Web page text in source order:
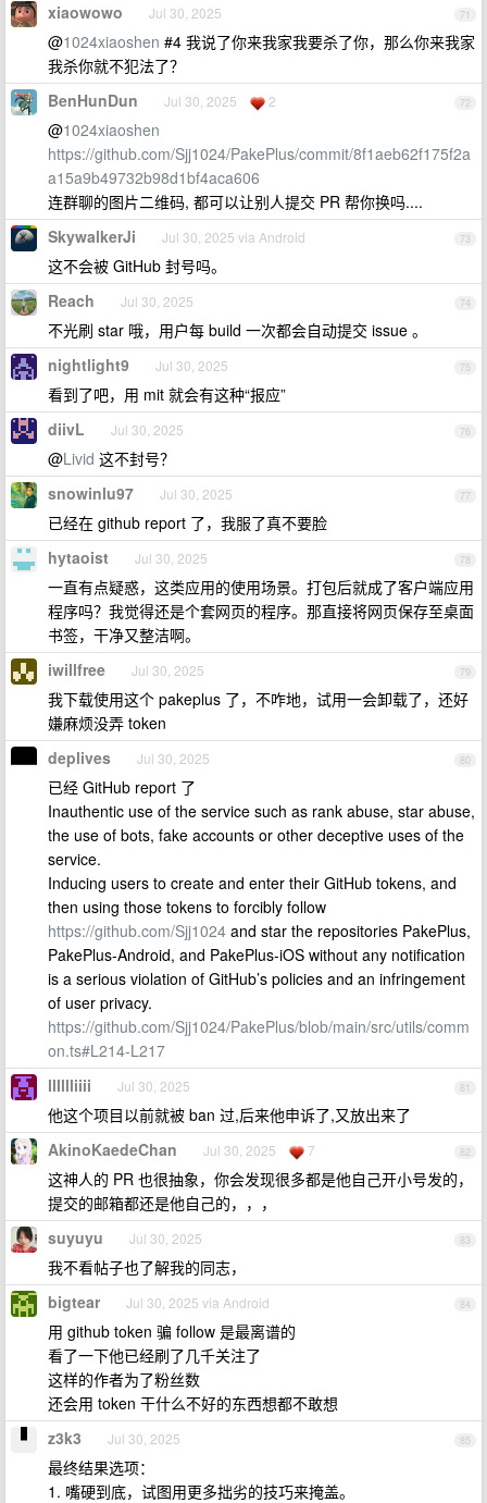
71
xiaowowo Jul 30, 2025
@1024xiaoshen #4 我说了你来我家我要杀了你，那么你来我家
我杀你就不犯法了？
72
BenHunDun Jul 30, 2025 2
@1024xiaoshen
https://github.com/Sjj1024/PakePlus/commit/8f1aeb62f175f2a
a15a9b49732b98d1bf4aca606
连群聊的图片二维码, 都可以让别人提交 PR 帮你换吗....
73
SkywalkerJi Jul 30, 2025 via Android
这不会被 GitHub 封号吗。
74
Reach Jul 30, 2025
不光刷 star 哦，用户每 build 一次都会自动提交 issue 。
75
nightlight9 Jul 30, 2025
看到了吧，用 mit 就会有这种“报应”
76
diivL Jul 30, 2025
@Livid 这不封号？
77
snowinlu97 Jul 30, 2025
已经在 github report 了，我服了真不要脸
78
hytaoist Jul 30, 2025
一直有点疑惑，这类应用的使用场景。打包后就成了客户端应用
程序吗？我觉得还是个套网页的程序。那直接将网页保存至桌面
书签，干净又整洁啊。
79
iwillfree Jul 30, 2025
我下载使用这个 pakeplus 了，不咋地，试用一会卸载了，还好
嫌麻烦没弄 token
80
deplives Jul 30, 2025
已经 GitHub report 了
Inauthentic use of the service such as rank abuse, star abuse,
the use of bots, fake accounts or other deceptive uses of the
service.
Inducing users to create and enter their GitHub tokens, and
then using those tokens to forcibly follow
https://github.com/Sjj1024 and star the repositories PakePlus,
PakePlus-Android, and PakePlus-iOS without any notification
is a serious violation of GitHub’s policies and an infringement
of user privacy.
https://github.com/Sjj1024/PakePlus/blob/main/src/utils/comm
on.ts#L214-L217
81
lllllliiii Jul 30, 2025
他这个项目以前就被 ban 过,后来他申诉了,又放出来了
82
AkinoKaedeChan Jul 30, 2025 7
这神人的 PR 也很抽象，你会发现很多都是他自己开小号发的，
提交的邮箱都还是他自己的，，，
83
suyuyu Jul 30, 2025
我不看帖子也了解我的同志，
84
bigtear Jul 30, 2025 via Android
用 github token 骗 follow 是最离谱的
看了一下他已经刷了几千关注了
这样的作者为了粉丝数
还会用 token 干什么不好的东西想都不敢想
85
z3k3 Jul 30, 2025
最终结果选项：
1. 嘴硬到底，试图用更多拙劣的技巧来掩盖。